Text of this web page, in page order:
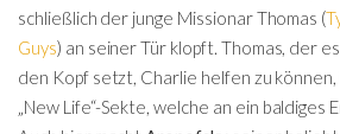
schließlich der junge Missionar Thomas (
Guys) an seiner Tür klopft. Thomas, der
den Kopf setzt, Charlie helfen zu
„New Life“-Sekte, welche an ein baldiges